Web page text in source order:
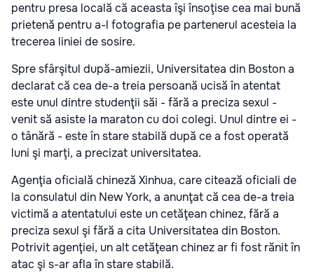
pentru presa locală că aceasta îşi însoţise cea mai bună
prietenă pentru a-l fotografia pe partenerul acesteia la
trecerea liniei de sosire.
Spre sfârşitul după-amiezii, Universitatea din Boston a
declarat că cea de-a treia persoană ucisă în atentat
este unul dintre studenţii săi - fără a preciza sexul -
venit să asiste la maraton cu doi colegi. Unul dintre ei -
o tânără - este în stare stabilă după ce a fost operată
luni şi marţi, a precizat universitatea.
Agenţia oficială chineză Xinhua, care citează oficiali de
la consulatul din New York, a anunţat că cea de-a treia
victimă a atentatului este un cetăţean chinez, fără a
preciza sexul şi fără a cita Universitatea din Boston.
Potrivit agenţiei, un alt cetăţean chinez ar fi fost rănit în
atac şi s-ar afla în stare stabilă.